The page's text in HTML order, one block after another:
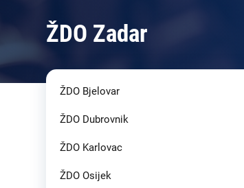
ŽDO Zadar
ŽDO Bjelovar
ŽDO Dubrovnik
ŽDO Karlovac
ŽDO Osijek